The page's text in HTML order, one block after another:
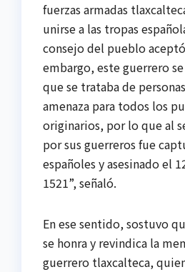
fuerzas armadas
unirse a las tropas
consejo del pueblo
embargo, este guerrero
que se trataba de
amenaza para todos los
originarios, por lo que al
por sus guerreros fue
españoles y asesinado el
1521”, señaló.
En ese sentido, sostuvo
se honra y revindica la
guerrero tlaxcalteca,